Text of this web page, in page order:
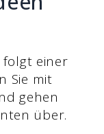
folgt einer
Sie mit
gehen
über.